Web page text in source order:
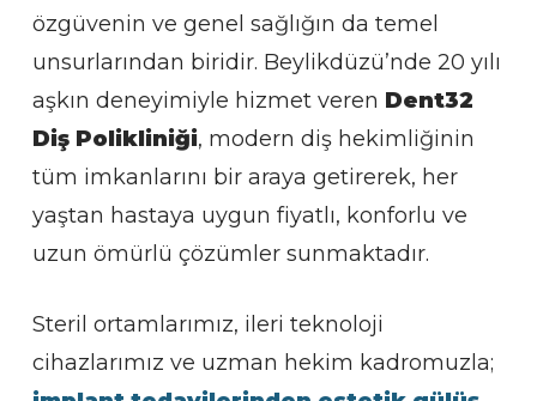
özgüvenin ve genel sağlığın da temel
unsurlarından biridir. Beylikdüzü’nde 20 yılı
aşkın deneyimiyle hizmet veren Dent32
Diş Polikliniği, modern diş hekimliğinin
tüm imkanlarını bir araya getirerek, her
yaştan hastaya uygun fiyatlı, konforlu ve
uzun ömürlü çözümler sunmaktadır.
Steril ortamlarımız, ileri teknoloji
cihazlarımız ve uzman hekim kadromuzla;